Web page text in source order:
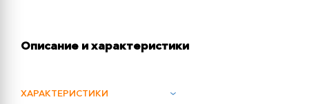
Описание и характеристики
ХАРАКТЕРИСТИКИ